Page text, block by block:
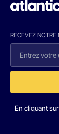
RECEVEZ NOTRE
En cliquant